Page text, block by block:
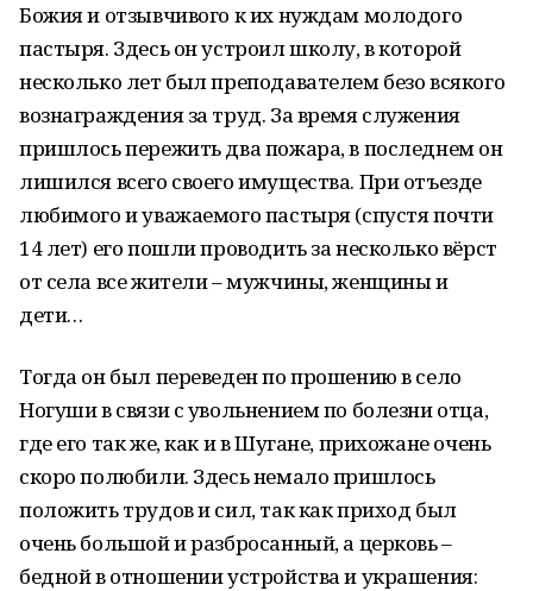
Божия и отзывчивого к их нуждам молодого
пастыря. Здесь он устроил школу, в которой
несколько лет был преподавателем безо всякого
вознаграждения за труд. За время служения
пришлось пережить два пожара, в последнем он
лишился всего своего имущества. При отъезде
любимого и уважаемого пастыря (спустя почти
14 лет) его пошли проводить за несколько вёрст
от села все жители – мужчины, женщины и
дети…
Тогда он был переведен по прошению в село
Ногуши в связи с увольнением по болезни отца,
где его так же, как и в Шугане, прихожане очень
скоро полюбили. Здесь немало пришлось
положить трудов и сил, так как приход был
очень большой и разбросанный, а церковь –
бедной в отношении устройства и украшения: